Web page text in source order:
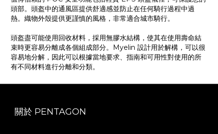
頭部。頭盔中的通風區提供舒適感並防止在任何騎行過程中過
熱。織物外殼提供更謹慎的風格，非常適合城市騎行。
頭盔盡可能使用回收材料，採用無膠水結構，使其在使用壽命結
束時更容易分離成各個組成部分。Myelin 設計用於解構，可以很
容易地分解，因此可以根據當地要求、指南和可用性對使用的所
有不同材料進行分離和分類。
關於 PENTAGON